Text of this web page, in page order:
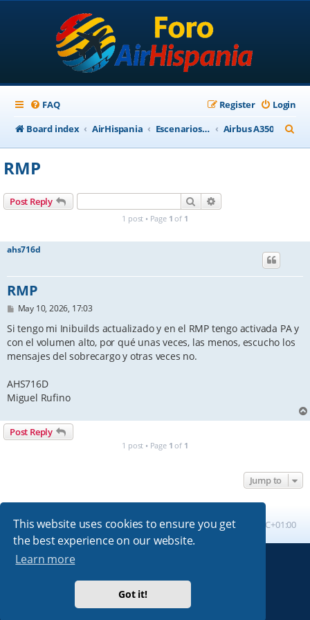
This website uses cookies to ensure you get
the best experience on our website.
Learn more
Got it!
FAQ Login
Register
Board index
AirHispania Escenarios, Aviones, Paneles Airbus A350
e
RMP
Post Reply Search
1 post • Page 1 of 1
ahs716d
RMP
P
s
May 10, 2026, 17:03
Si tengo mi Inibuilds actualizado y en el RMP tengo activada PA y
con el volumen alto, por qué unas veces, las menos, escucho los
mensajes del sobrecargo y otras veces no.
AHS716D
Miguel Rufino
Post Reply
1 post • Page 1 of 1
Jump to
Board index All times are UTC+01:00
Absolution style by
Premium phpBB Styles